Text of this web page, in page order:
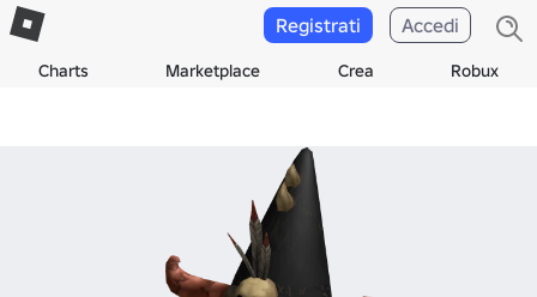
Charts Marketplace Crea Robux
Registrati Accedi